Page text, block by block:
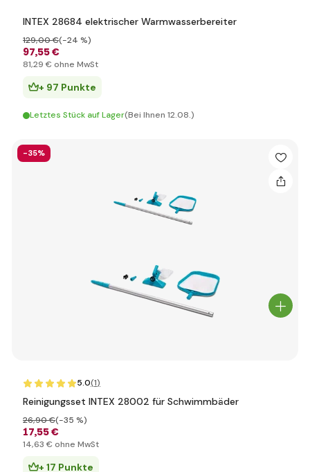
INTEX 28684 elektrischer Warmwasserbereiter
97,55 €
129,00 €(-24 %)
81,29 € ohne MwSt
+ 97 Punkte
Letztes Stück auf Lager(Bei Ihnen 12.08.)
-35%
5.0(1)
Reinigungsset INTEX 28002 für Schwimmbäder
17,55 €
26,90 €(-35 %)
14,63 € ohne MwSt
+ 17 Punkte